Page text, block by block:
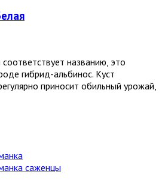
названию, это
гибрид-альбинос. Куст
приносит обильный урожай,